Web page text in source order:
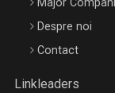
Be Inspired. Make
Octombrie
Major
Despre noi
Contact
Linkleaders